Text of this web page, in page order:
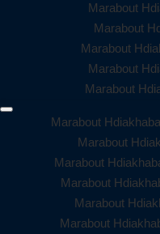
Marabout
Marabout
Marabout
Marabout
Marabout
Marabout
Marabout
Marabout
Marabout
Marabout
Marabout